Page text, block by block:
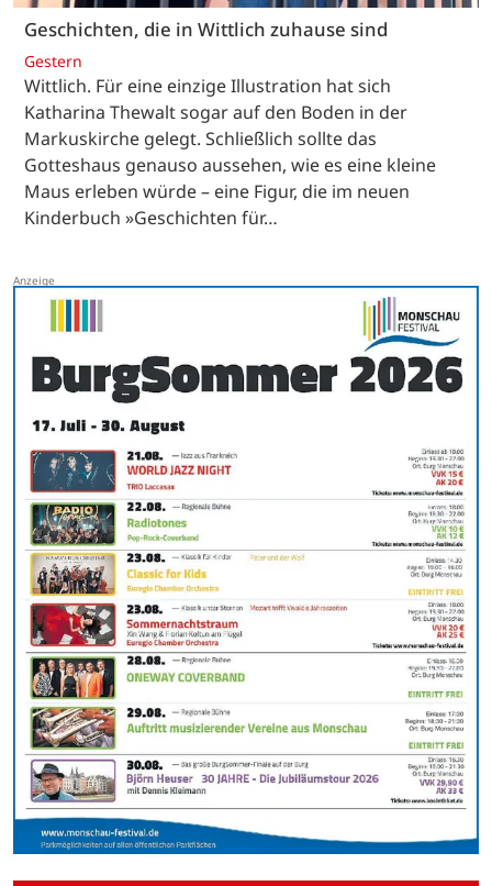
Geschichten, die in Wittlich zuhause sind
Gestern
Wittlich. Für eine einzige Illustration hat sich
Katharina Thewalt sogar auf den Boden in der
Markuskirche gelegt. Schließlich sollte das
Gotteshaus genauso aussehen, wie es eine kleine
Maus erleben würde – eine Figur, die im neuen
Kinderbuch »Geschichten für…